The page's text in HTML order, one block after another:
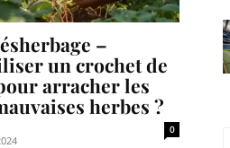
–
un crochet de
arracher les
herbes ?
0